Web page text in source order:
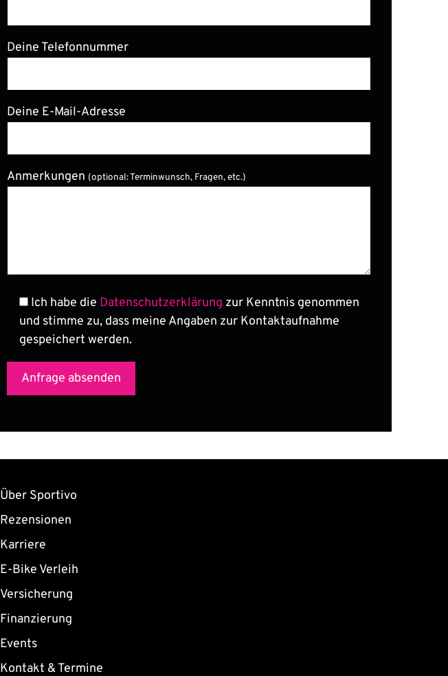
Deine Telefonnummer
Deine E-Mail-Adresse
Bitte lasse dieses Feld leer.
Anmerkungen (optional: Terminwunsch, Fragen, etc.)
Ich habe die Datenschutzerklärung zur Kenntnis genommen
und stimme zu, dass meine Angaben zur Kontaktaufnahme
gespeichert werden.
Über Sportivo
Rezensionen
Karriere
E-Bike Verleih
Versicherung
Finanzierung
Events
Kontakt & Termine